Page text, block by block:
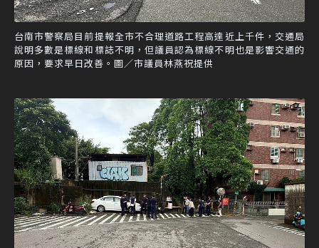
台南市警察局目前提報全市不合理道路工程高達近上千件，交通局
說明多數是標線和標誌不明，但議員認為標線不明也是影響交通的
原因，要求早日改善。圖／市議員林燕祝提供